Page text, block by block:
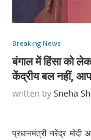
Breaking News
बंगाल में हिंसा को
केंद्रीय बल नहीं,
written by Sneha
प्रधानमंत्री नरेंद्र